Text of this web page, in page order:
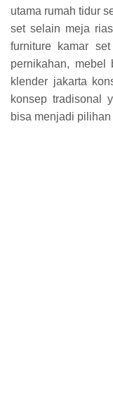
utama rumah tidur
set selain meja
furniture kamar
pernikahan, mebel
klender jakarta
konsep tradisonal
bisa menjadi